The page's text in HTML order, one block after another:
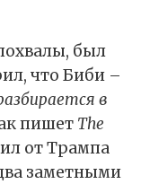
был
что Биби –
в
пишет The
от Трампа
заметными